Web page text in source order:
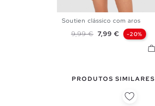
Soutien clássico com aros
Preço normal
9,99 € Preço
7,99 € -20%
PRODUTOS SIMILARES